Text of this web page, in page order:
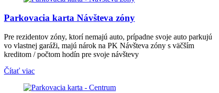
Parkovacia karta Návšteva zóny
Pre rezidentov zóny, ktorí nemajú auto, prípadne svoje auto parkujú
vo vlastnej garáži, majú nárok na PK Návšteva zóny s väčším
kreditom / počtom hodín pre svoje návštevy
Čítať viac